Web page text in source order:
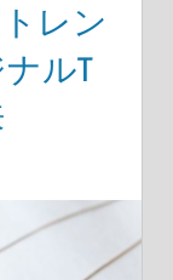
レン
ルT